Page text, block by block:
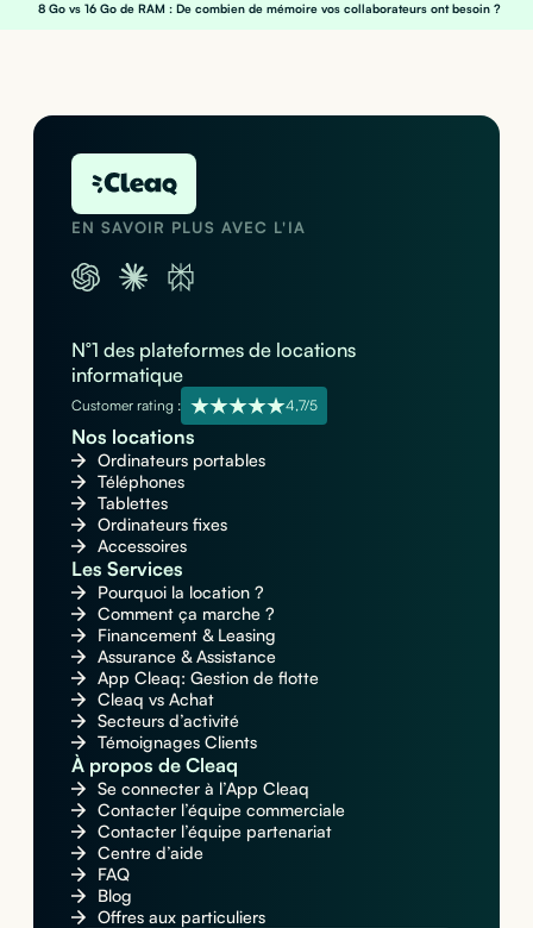
8 Go vs 16 Go de RAM : De combien de mémoire vos collaborateurs ont besoin ?
EN SAVOIR PLUS AVEC L'IA
N°1 des plateformes de locations
informatique
Customer rating : 4,7/5
Nos locations
Ordinateurs portables
Téléphones
Tablettes
Ordinateurs fixes
Accessoires
Les Services
Pourquoi la location ?
Comment ça marche ?
Financement & Leasing
Assurance & Assistance
App Cleaq: Gestion de flotte
Cleaq vs Achat
Secteurs d’activité
Témoignages Clients
À propos de Cleaq
Se connecter à l’App Cleaq
Contacter l’équipe commerciale
Contacter l’équipe partenariat
Centre d’aide
FAQ
Blog
Offres aux particuliers